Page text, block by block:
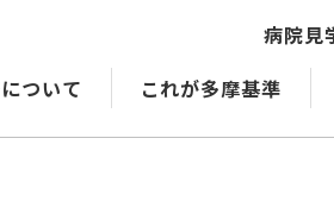
病院見
ついて これが多摩基準